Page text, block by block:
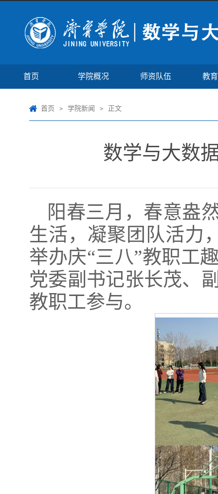
首页 学院概况 师资队伍 教
首页 > 学院新闻 > 正文
数学与大数
阳春三月，春意盎
生活，凝聚团队活力
举办庆“三八”教职工
党委副书记张长茂、
教职工参与。